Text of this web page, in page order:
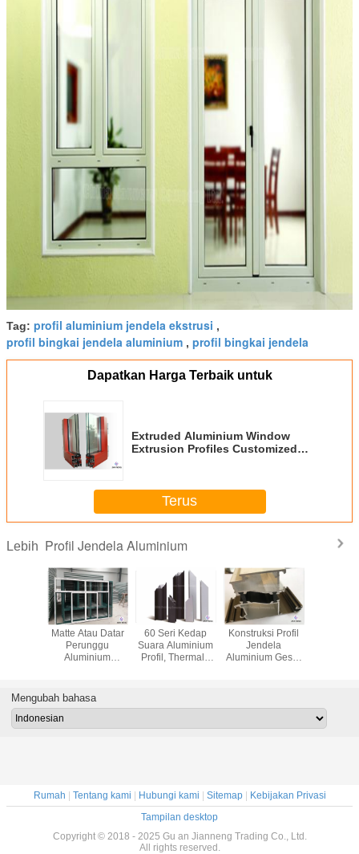
Tag: profil aluminium jendela ekstrusi ,
profil bingkai jendela aluminium , profil bingkai jendela
Dapatkan Harga Terbaik untuk
Extruded Aluminium Window
Extrusion Profiles Customized
Terus
Lebih Profil Jendela Aluminium
Matte Atau Datar
Perunggu
Aluminium
Disesuaikan
60 Seri Kedap
Suara Aluminium
Profil, Thermal -
Konstruksi Profil
Jendela
Aluminium Geser
Mengubah bahasa
Rumah | Tentang kami | Hubungi kami | Sitemap| Kebijakan Privasi
Tampilan desktop
Copyright © 2018 - 2025 Gu an Jianneng Trading Co., Ltd.
All rights reserved.